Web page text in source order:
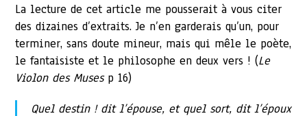
La lecture de cet article me pousserait à vous citer
des dizaines d’extraits. Je n’en garderais qu’un, pour
terminer, sans doute mineur, mais qui mêle le poète,
le fantaisiste et le philosophe en deux vers ! (Le
Violon des Musesp 16)
Quel destin ! dit l’épouse, et quel sort, dit l’époux